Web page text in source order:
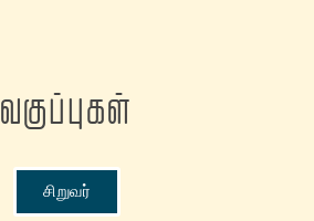
வகுப்புகள்
சிறுவர்